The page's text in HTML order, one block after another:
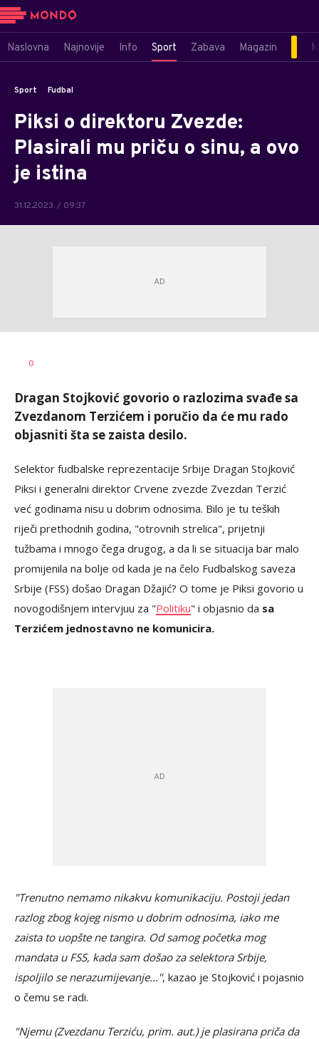
Naslovna Najnovije Info Sport Zabava Magazin
Sport Fudbal
Piksi o direktoru Zvezde:
Plasirali mu priču o sinu, a ovo
je istina
31.12.2023. / 09:37
0
Dragan Stojković govorio o razlozima svađe sa
Zvezdanom Terzićem i poručio da će mu rado
objasniti šta se zaista desilo.
Selektor fudbalske reprezentacije Srbije Dragan Stojković
Piksi i generalni direktor Crvene zvezde Zvezdan Terzić
već godinama nisu u dobrim odnosima. Bilo je tu teških
riječi prethodnih godina, "otrovnih strelica", prijetnji
tužbama i mnogo čega drugog, a da li se situacija bar malo
promijenila na bolje od kada je na čelo Fudbalskog saveza
Srbije (FSS) došao Dragan Džajić? O tome je Piksi govorio u
novogodišnjem intervjuu za "Politiku" i objasnio da sa
Terzićem jednostavno ne komunicira.
"Trenutno nemamo nikakvu komunikaciju. Postoji jedan
razlog zbog kojeg nismo u dobrim odnosima, iako me
zaista to uopšte ne tangira. Od samog početka mog
mandata u FSS, kada sam došao za selektora Srbije,
ispoljilo se nerazumijevanje...", kazao je Stojković i pojasnio
o čemu se radi.
"Njemu (Zvezdanu Terziću, prim. aut.) je plasirana priča da